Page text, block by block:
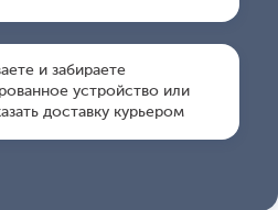
и забираете
устройство или
доставку курьером